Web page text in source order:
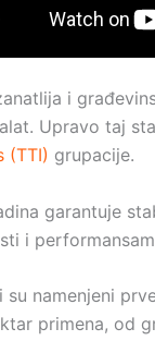
i
Upravo taj
(TTI) grupacije.
garantuje
i
su namenjeni
primena, od